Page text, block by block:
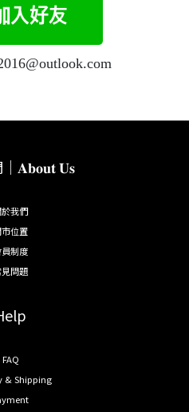
𝐀𝐛𝐨𝐮𝐭 𝐔𝐬
我們
市位置
制度
見問題
FAQ
& Shipping